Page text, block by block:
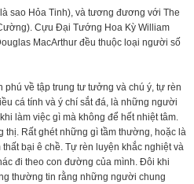
sao Hỏa Tinh), và tương đương với The
Cựu Đại Tướng Hoa Kỳ William
MacArthur đều thuộc loại người số
phú về tập trung tư tưởng và chú ý, tự rèn
cá tính và ý chí sắt đá, là những người
làm việc gì mà không để hết nhiệt tâm.
thị. Rất ghét những gì tầm thường, hoặc là
bại ê chề. Tự rèn luyện khắc nghiệt và
đi theo con đường của mình. Đôi khi
thường tin rằng những người chung